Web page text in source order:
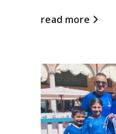
read more